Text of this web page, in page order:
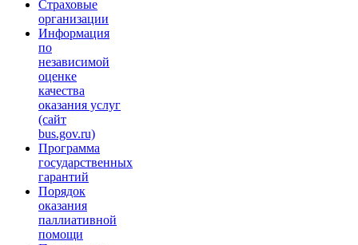
Страховые
организации
Информация
по
независимой
оценке
качества
оказания услуг
(сайт
bus.gov.ru)
Программа
государственных
гарантий
Порядок
оказания
паллиативной
помощи